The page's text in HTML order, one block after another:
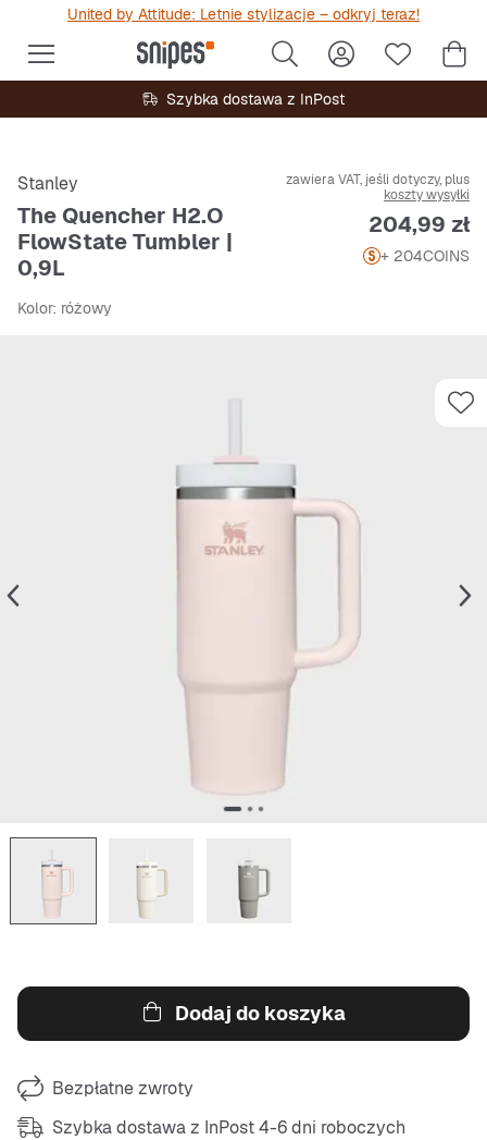
United by Attitude: Letnie stylizacje – odkryj teraz!
Szybka dostawa z InPost
Stanley
The Quencher H2.O
FlowState Tumbler |
0,9L
zawiera VAT, jeśli dotyczy, plus
koszty wysyłki
Cena
204,99 zł
+ 204COINS
Kolor: różowy
Dodaj do koszyka
Bezpłatne zwroty
Szybka dostawa z InPost 4-6 dni roboczych